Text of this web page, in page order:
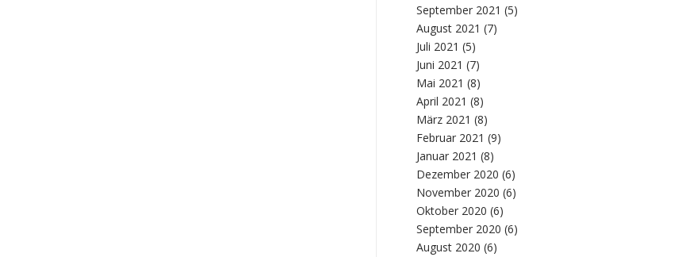
September 2021 (5)
August 2021 (7)
Juli 2021 (5)
Juni 2021 (7)
Mai 2021 (8)
April 2021 (8)
März 2021 (8)
Februar 2021 (9)
Januar 2021 (8)
Dezember 2020 (6)
November 2020 (6)
Oktober 2020 (6)
September 2020 (6)
August 2020 (6)